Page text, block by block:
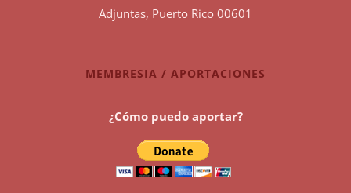
Adjuntas, Puerto Rico 00601
MEMBRESIA / APORTACIONES
¿Cómo puedo aportar?